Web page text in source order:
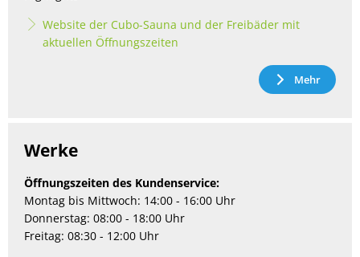
Website der Cubo-Sauna und der Freibäder mit
aktuellen Öffnungszeiten
Mehr
Werke
Öffnungszeiten des Kundenservice:
Montag bis Mittwoch: 14:00 - 16:00 Uhr
Donnerstag: 08:00 - 18:00 Uhr
Freitag: 08:30 - 12:00 Uhr